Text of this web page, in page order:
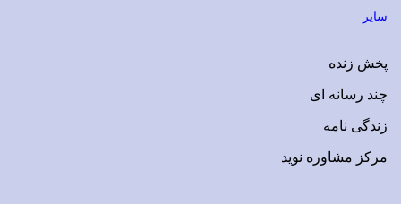
سایر
پخش زنده
چند رسانه ای
زندگی نامه
مرکز مشاوره نوید